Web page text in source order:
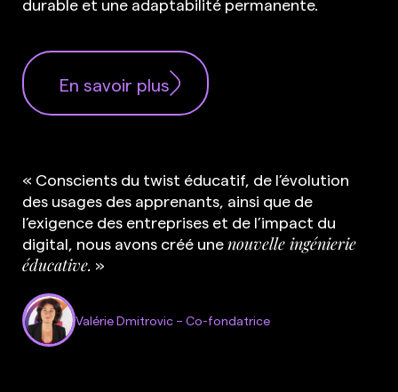
durable et une adaptabilité permanente.
En savoir plus
« Conscients du twist éducatif, de l’évolution
des usages des apprenants, ainsi que de
l’exigence des entreprises et de l’impact du
digital, nous avons créé unenouvelle ingénierie
éducative. »
Valérie Dmitrovic – Co-fondatrice